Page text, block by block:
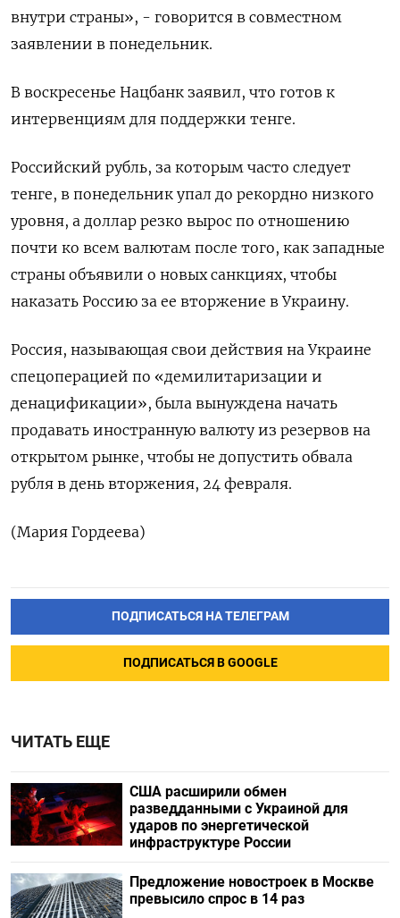
внутри страны», - говорится в совместном
заявлении в понедельник.
В воскресенье Нацбанк заявил, что готов к
интервенциям для поддержки тенге.
Российский рубль, за которым часто следует
тенге, в понедельник упал до рекордно низкого
уровня, а доллар резко вырос по отношению
почти ко всем валютам после того, как западные
страны объявили о новых санкциях, чтобы
наказать Россию за ее вторжение в Украину.
Россия, называющая свои действия на Украине
спецоперацией по «демилитаризации и
денацификации», была вынуждена начать
продавать иностранную валюту из резервов на
открытом рынке, чтобы не допустить обвала
рубля в день вторжения, 24 февраля.
(Мария Гордеева)
ПОДПИСАТЬСЯ НА ТЕЛЕГРАМ
ПОДПИСАТЬСЯ В GOOGLE
ЧИТАТЬ ЕЩЕ
США расширили обмен
разведданными с Украиной для
ударов по энергетической
инфраструктуре России
Предложение новостроек в Москве
превысило спрос в 14 раз